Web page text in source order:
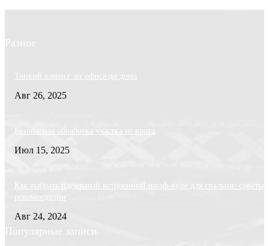
Разное
Тонкий клиент: от офиса до дома
Авг 26, 2025
Безопасная обработка участка от крота
Июл 15, 2025
Как выбрать идеальный встроенный шкаф-купе для спальни: советы
рекомендации
Авг 24, 2024
Популярные записи